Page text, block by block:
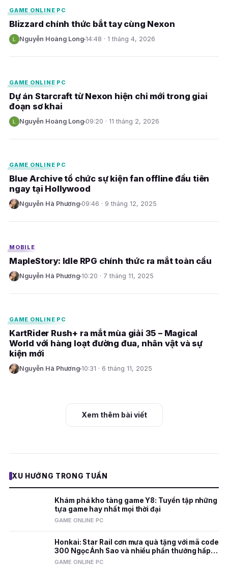
GAME ONLINE PC
Blizzard chính thức bắt tay cùng Nexon
N Nguyễn Hoàng Long 14:48 · 1 tháng 4, 2026
GAME ONLINE PC
Dự án Starcraft từ Nexon hiện chỉ mới trong giai
đoạn sơ khai
N Nguyễn Hoàng Long 09:20 · 11 tháng 2, 2026
GAME ONLINE PC
Blue Archive tổ chức sự kiện fan offline đầu tiên
ngay tại Hollywood
N Nguyễn Hà Phương 09:46 · 9 tháng 12, 2025
MOBILE
MapleStory: Idle RPG chính thức ra mắt toàn cầu
N Nguyễn Hà Phương 10:20 · 7 tháng 11, 2025
GAME ONLINE PC
KartRider Rush+ ra mắt mùa giải 35 – Magical
World với hàng loạt đường đua, nhân vật và sự
kiện mới
N Nguyễn Hà Phương 10:31 · 6 tháng 11, 2025
Xem thêm bài viết
XU HƯỚNG TRONG TUẦN
Khám phá kho tàng game Y8: Tuyển tập những
tựa game hay nhất mọi thời đại
GAME ONLINE PC
Honkai: Star Rail cơn mưa quà tặng với mã code
300 Ngọc Ánh Sao và nhiều phần thưởng hấp
dẫn
GAME ONLINE PC